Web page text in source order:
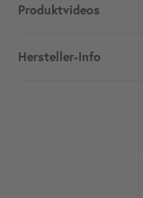
Produktvideos
Hersteller-Info